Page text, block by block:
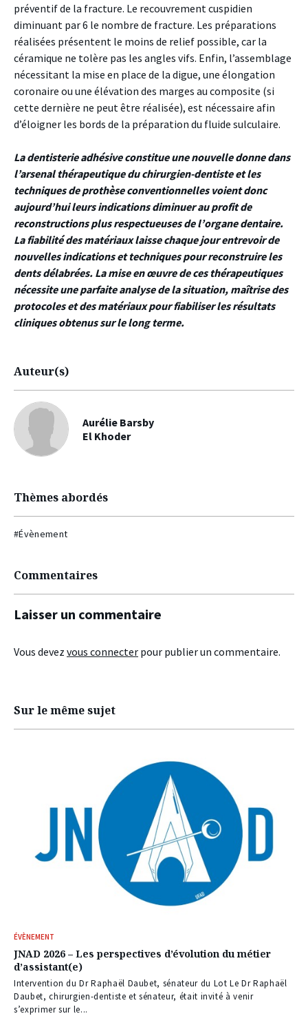
préventif de la fracture. Le recouvrement cuspidien
diminuant par 6 le nombre de fracture. Les préparations
réalisées présentent le moins de relief possible, car la
céramique ne tolère pas les angles vifs. Enfin, l’assemblage
nécessitant la mise en place de la digue, une élongation
coronaire ou une élévation des marges au composite (si
cette dernière ne peut être réalisée), est nécessaire afin
d’éloigner les bords de la préparation du fluide sulculaire.
La dentisterie adhésive constitue une nouvelle donne dans
l’arsenal thérapeutique du chirurgien-dentiste et les
techniques de prothèse conventionnelles voient donc
aujourd’hui leurs indications diminuer au profit de
reconstructions plus respectueuses de l’organe dentaire.
La fiabilité des matériaux laisse chaque jour entrevoir de
nouvelles indications et techniques pour reconstruire les
dents délabrées. La mise en œuvre de ces thérapeutiques
nécessite une parfaite analyse de la situation, maîtrise des
protocoles et des matériaux pour fiabiliser les résultats
cliniques obtenus sur le long terme.
Auteur(s)
Aurélie Barsby
El Khoder
Thèmes abordés
#Évènement
Commentaires
Laisser un commentaire
Vous devez vous connecter pour publier un commentaire.
Sur le même sujet
ÉVÈNEMENT
JNAD 2026 – Les perspectives d’évolution du métier
d’assistant(e)
Intervention du Dr Raphaël Daubet, sénateur du Lot Le Dr Raphaël
Daubet, chirurgien-dentiste et sénateur, était invité à venir
s’exprimer sur le...